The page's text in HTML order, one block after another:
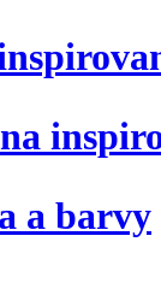
a barvy